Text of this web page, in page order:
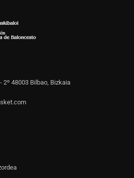
2º 48003 Bilbao, Bizkaia